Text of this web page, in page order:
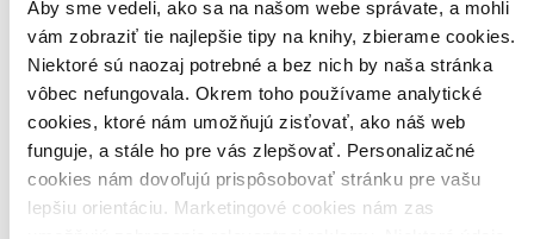
Aby sme vedeli, ako sa na našom webe správate, a mohli
vám zobraziť tie najlepšie tipy na knihy, zbierame cookies.
Niektoré sú naozaj potrebné a bez nich by naša stránka
vôbec nefungovala. Okrem toho používame analytické
cookies, ktoré nám umožňujú zisťovať, ako náš web
funguje, a stále ho pre vás zlepšovať. Personalizačné
cookies nám dovoľujú prispôsobovať stránku pre vašu
lepšiu orientáciu. Marketingové cookies nám zas
Najlacnejšie
Najvyššia zľava
Použité filtre
Zrušiť filtre
V slovenskom jazykuÚčinkuje H16